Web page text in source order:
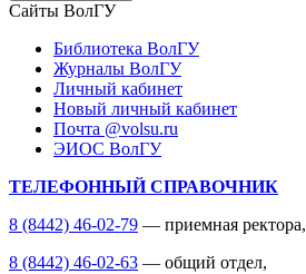
Сайты ВолГУ
Библиотека ВолГУ
Журналы ВолГУ
Личный кабинет
Новый личный кабинет
Почта @volsu.ru
ЭИОС ВолГУ
ТЕЛЕФОННЫЙ СПРАВОЧНИК
8 (8442) 46-02-79 — приемная ректора,
8 (8442) 46-02-63 — общий отдел,